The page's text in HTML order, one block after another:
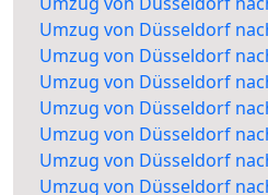
Umzug von Düsseldorf
Umzug von Düsseldorf
Umzug von Düsseldorf
Umzug von Düsseldorf
Umzug von Düsseldorf
Umzug von Düsseldorf
Umzug von Düsseldorf